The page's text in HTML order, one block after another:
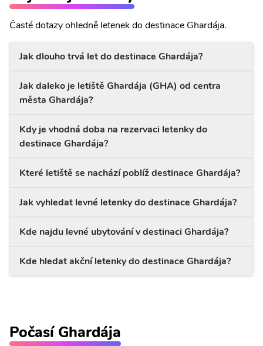
Časté dotazy ohledně letenek do destinace Ghardája.
Jak dlouho trvá let do destinace Ghardája?
Jak daleko je letiště Ghardája (GHA) od centra
města Ghardája?
Kdy je vhodná doba na rezervaci letenky do
destinace Ghardája?
Které letiště se nachází poblíž destinace Ghardája?
Jak vyhledat levné letenky do destinace Ghardája?
Kde najdu levné ubytování v destinaci Ghardája?
Kde hledat akční letenky do destinace Ghardája?
Počasí Ghardája